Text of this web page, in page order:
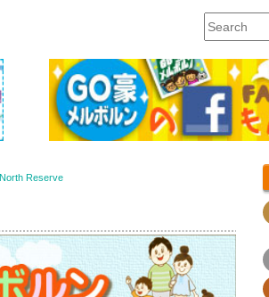
Reserve